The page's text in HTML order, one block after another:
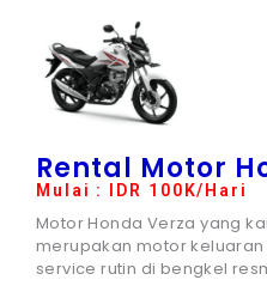
Rental Motor
Mulai : IDR 100K/Hari
Motor Honda Verza yang
merupakan motor
service rutin di bengkel